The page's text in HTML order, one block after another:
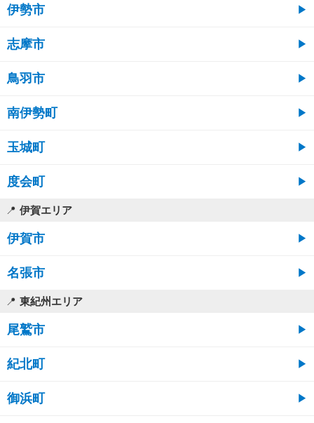
伊勢市
志摩市
鳥羽市
南伊勢町
玉城町
度会町
伊賀エリア
伊賀市
名張市
東紀州エリア
尾鷲市
紀北町
御浜町